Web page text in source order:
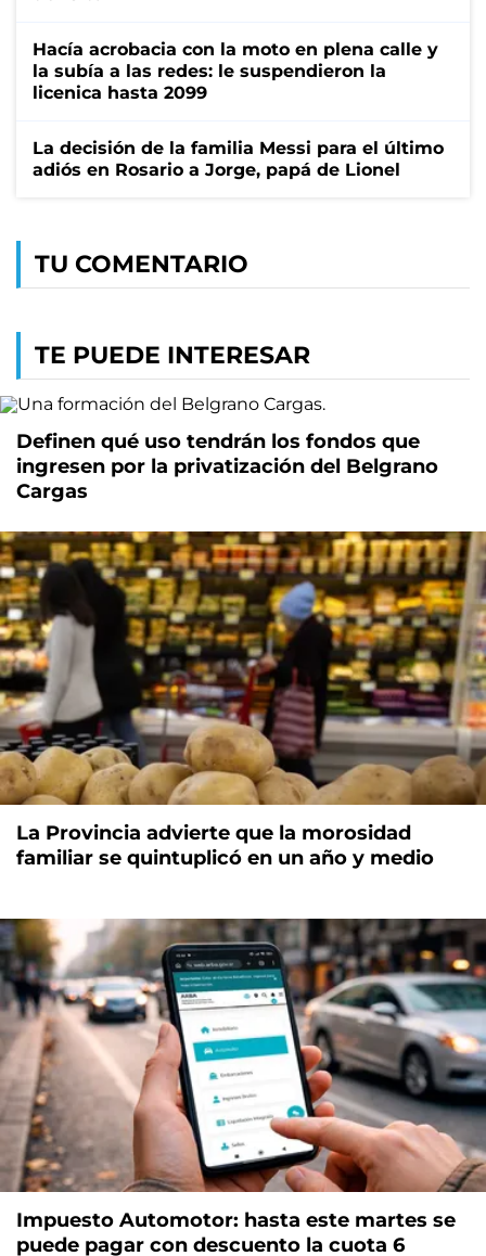
Hacía acrobacia con la moto en plena calle y
la subía a las redes: le suspendieron la
licenica hasta 2099
La decisión de la familia Messi para el último
adiós en Rosario a Jorge, papá de Lionel
TU COMENTARIO
TE PUEDE INTERESAR
Definen qué uso tendrán los fondos que
ingresen por la privatización del Belgrano
Cargas
La Provincia advierte que la morosidad
familiar se quintuplicó en un año y medio
Impuesto Automotor: hasta este martes se
puede pagar con descuento la cuota 6